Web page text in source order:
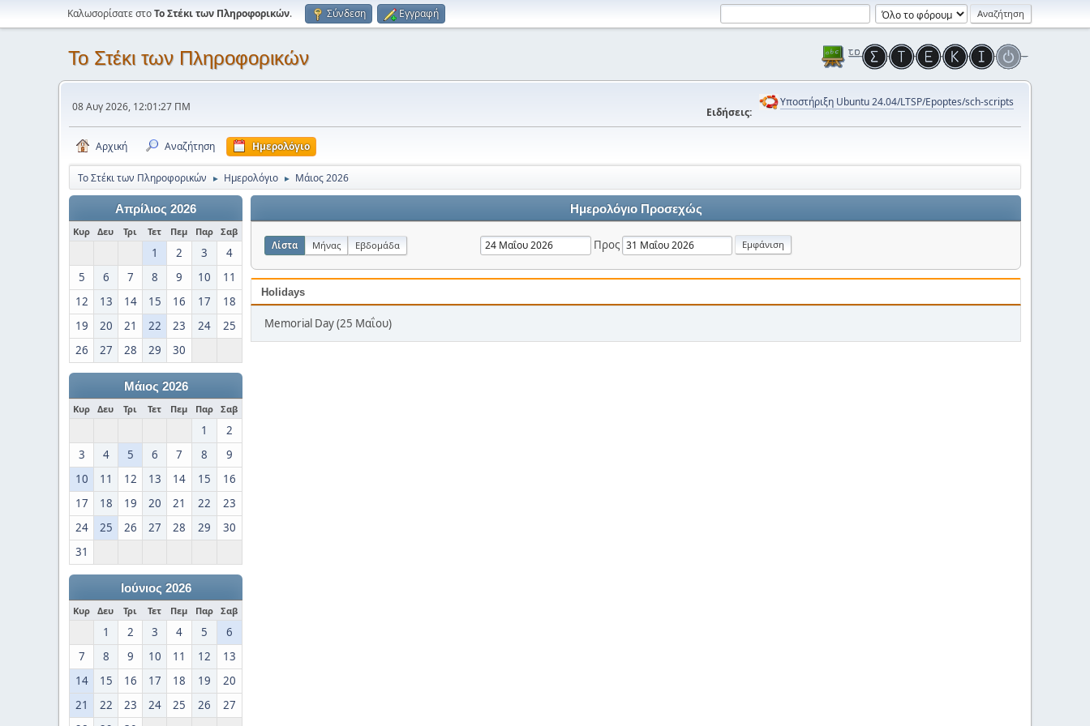
Καλωσορίσατε στοΤο Στέκι των Πληροφορικών. Σύνδεση Εγγραφή
Το Στέκι των Πληροφορικών
08 Αυγ 2026, 12:01:27 ΠΜ Ειδήσεις:
Υποστήριξη Ubuntu 24.04/LTSP/Epoptes/sch-scripts
Αρχική Αναζήτηση Ημερολόγιο
Το Στέκι των Πληροφορικών ► Ημερολόγιο ► Μάιος 2026
Απρίλιος 2026
Κυρ Δευ Τρι Τετ Πεμ Παρ Σαβ
1 2 3
4
5
6 7 8 9 10
11
12
13 14 15 16 17
18
19
20 21 22 23 24
25
26
27 28 29 30
Μάιος 2026
Κυρ Δευ Τρι Τετ Πεμ Παρ Σαβ
1
2
3
4 5 6 7 8
9
10
11 12 13 14 15
16
17
18 19 20 21 22
23
24
25 26 27 28 29
30
31
Ιούνιος 2026
Κυρ Δευ Τρι Τετ Πεμ Παρ Σαβ
1 2 3 4 5
6
7
8 9 10 11 12
13
14
15 16 17 18 19
20
21
22 23 24 25 26
27
Ημερολόγιο Προσεχώς
Λίστα Μήνας Εβδομάδα Προς
Holidays
Memorial Day (25 Μαΐου)